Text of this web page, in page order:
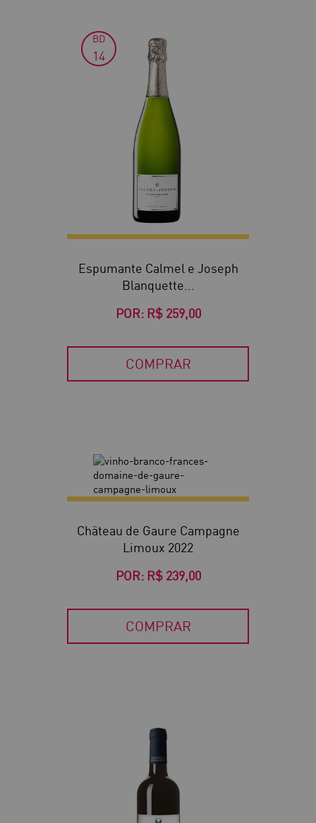
BD
14
Espumante Calmel e Joseph
Blanquette...
POR: R$ 259,00
COMPRAR
Château de Gaure Campagne
Limoux 2022
POR: R$ 239,00
COMPRAR